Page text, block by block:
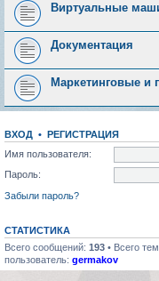
Виртуальные
Документация
Маркетинговые и
ВХОД • РЕГИСТРАЦИЯ
Имя пользователя:
Пароль:
Забыли пароль?
СТАТИСТИКА
Всего сообщений: 193 • Всего
пользователь: germakov